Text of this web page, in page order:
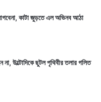
কাটা জুড়তে এল অভিনব আঠা
না, উল্টোদিকে ছুটল পৃথিবীর তলার গলিত